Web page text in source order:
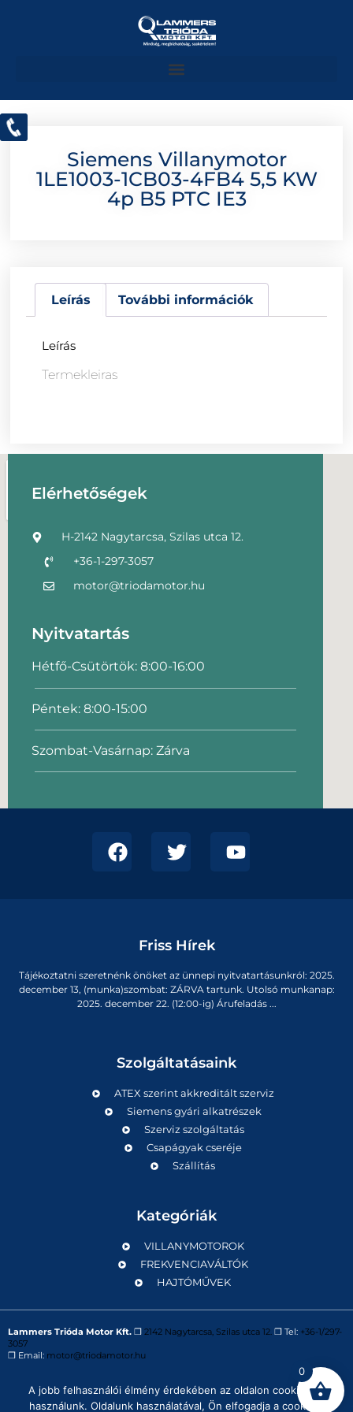
Siemens Villanymotor
1LE1003-1CB03-4FB4 5,5 KW
4p B5 PTC IE3
Leírás További információk
Leírás
Termekleiras
Elérhetőségek
H-2142 Nagytarcsa, Szilas utca 12.
+36-1-297-3057
motor@triodamotor.hu
Nyitvatartás
Hétfő-Csütörtök: 8:00-16:00
Péntek: 8:00-15:00
Szombat-Vasárnap: Zárva
Friss Hírek
Tájékoztatni szeretnénk önöket az ünnepi nyitvatartásunkról: 2025.
december 13, (munka)szombat: ZÁRVA tartunk. Utolsó munkanap:
2025. december 22. (12:00-ig) Árufeladás ...
Szolgáltatásaink
ATEX szerint akkreditált szerviz
Siemens gyári alkatrészek
Szerviz szolgáltatás
Csapágyak cseréje
Szállítás
Kategóriák
VILLANYMOTOROK
FREKVENCIAVÁLTÓK
HAJTÓMŰVEK
Lammers Trióda Motor Kft. ❒ 2142 Nagytarcsa, Szilas utca 12. ❒ Tel: +36-1/297-
3057
❒ Email: motor@triodamotor.hu
Powered byDigit-Now Kft.
0
A jobb felhasználói élmény érdekében az oldalon cookie-kat
használunk. Oldalunk használatával, Ön elfogadja a cookie-k